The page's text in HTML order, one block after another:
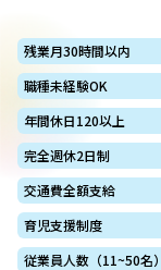
残業月30時間以内
職種未経験OK
年間休日120以上
完全週休2日制
交通費全額支給
育児支援制度
従業員人数（11~50名）